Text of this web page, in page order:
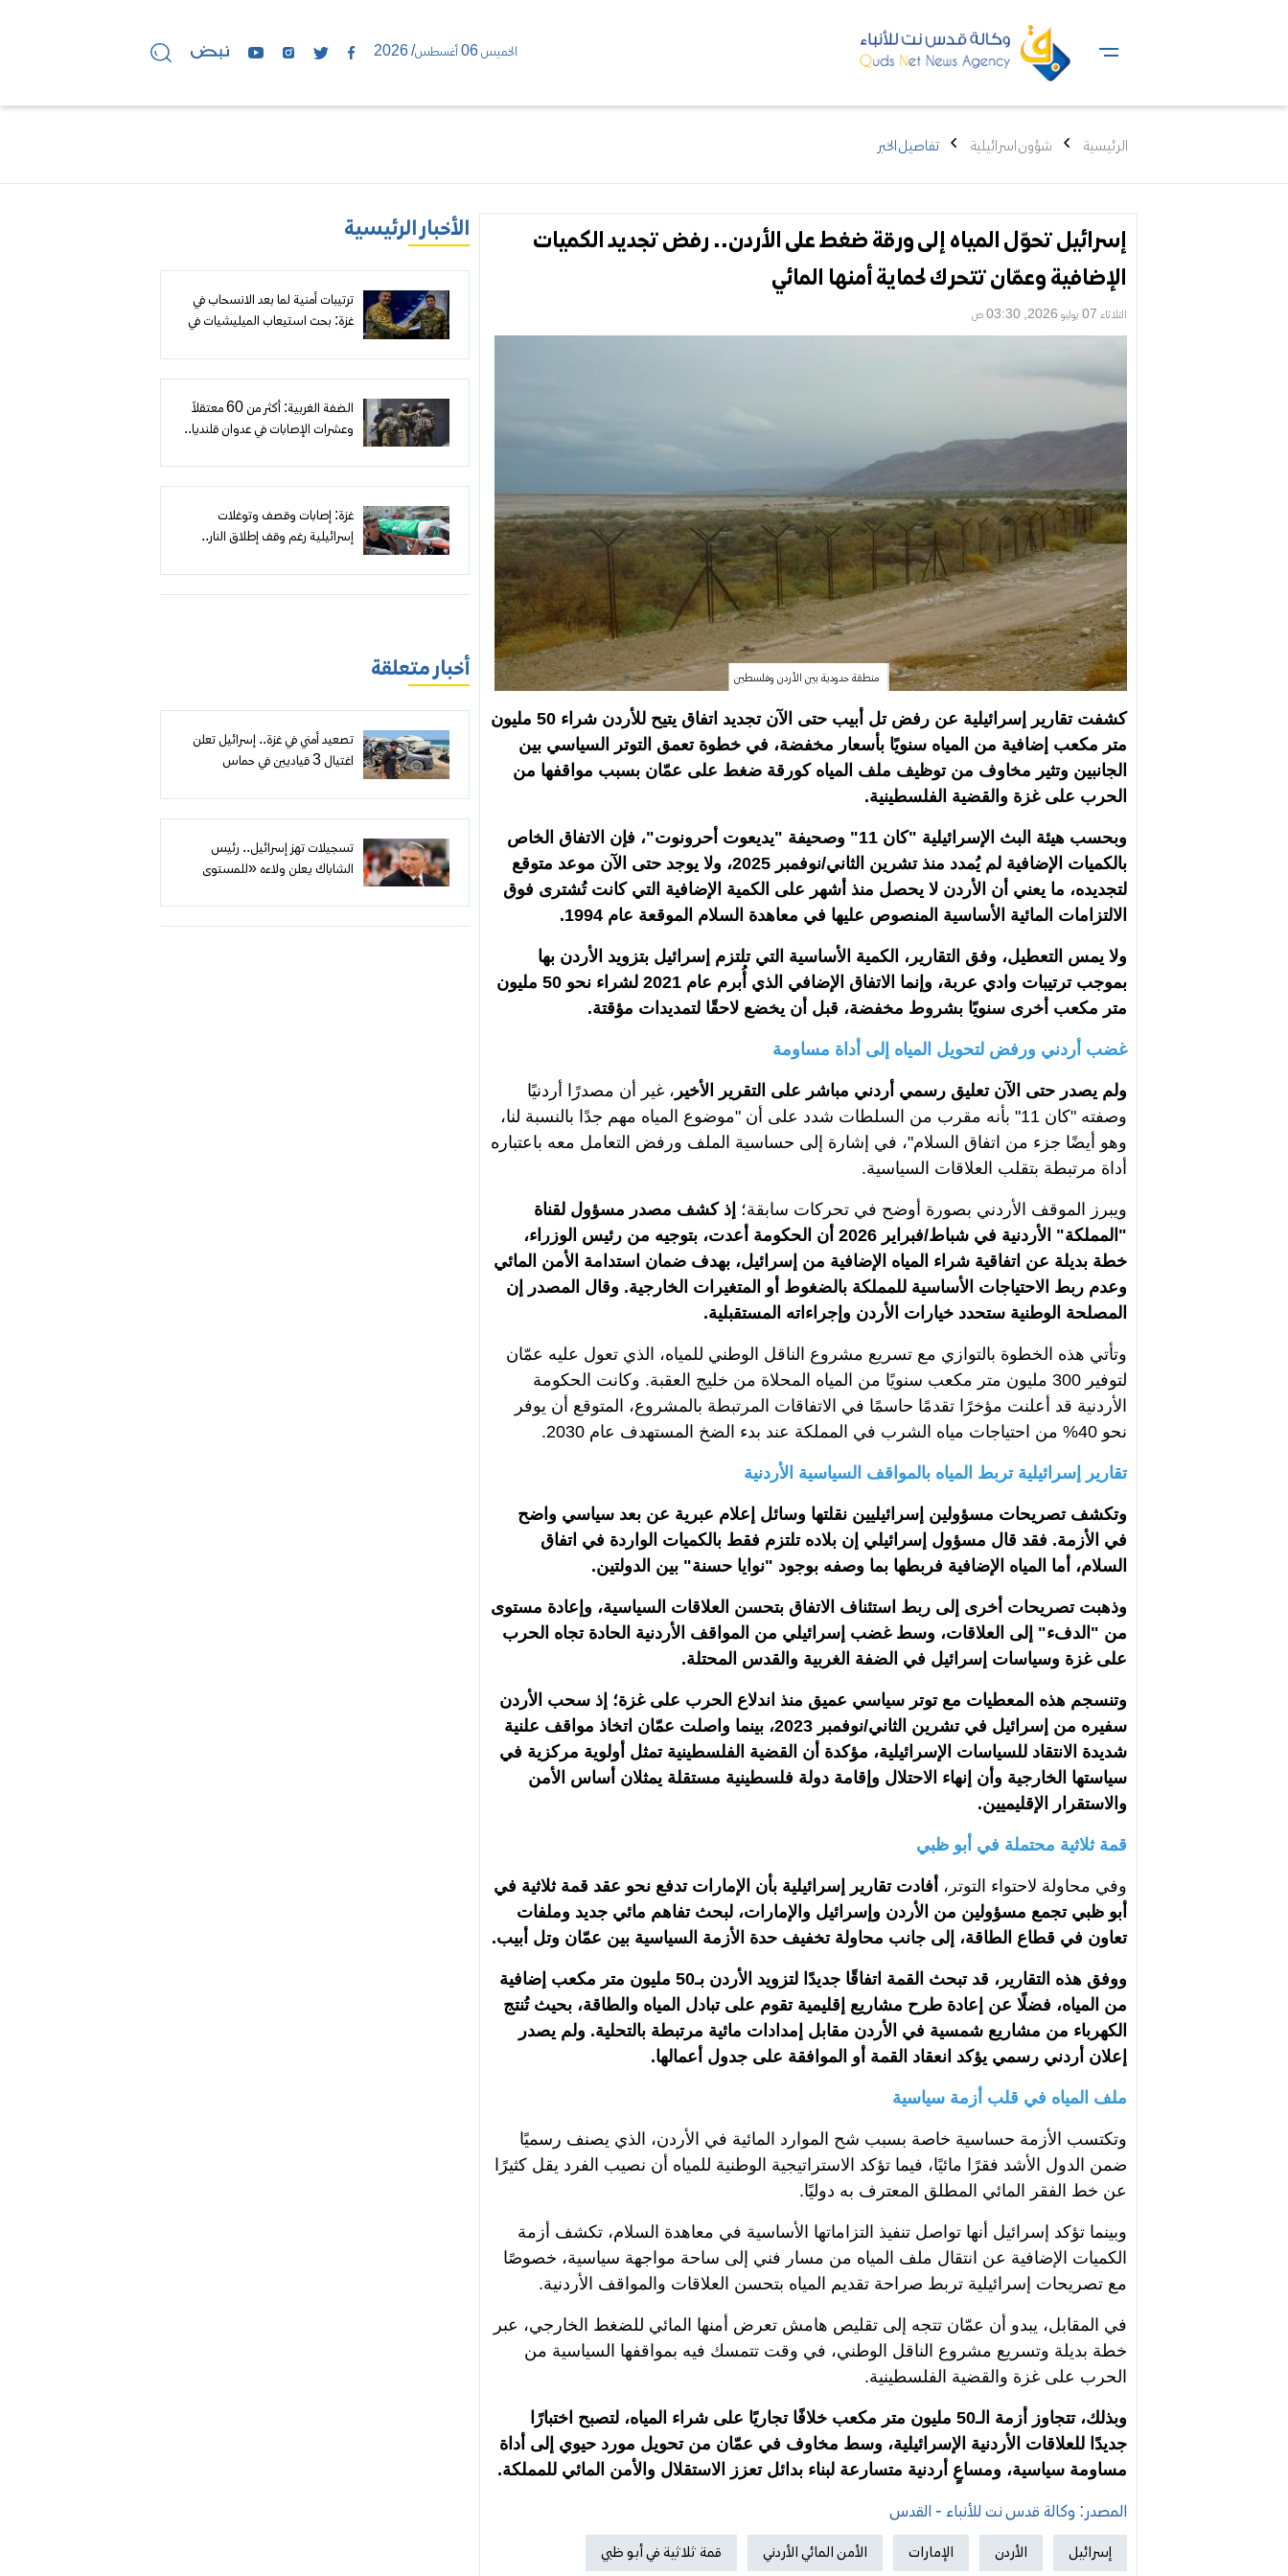
الخميس 06 أغسطس/ 2026
الرئيسية شؤون اسرائيلية تفاصيل الخبر
إسرائيل تحوّل المياه إلى ورقة ضغط على الأردن.. رفض تجديد الكميات
الإضافية وعمّان تتحرك لحماية أمنها المائي
الثلاثاء 07 يوليو 2026, 03:30 ص
منطقة حدودية بين الأردن وفلسطين
كشفت تقارير إسرائيلية عن رفض تل أبيب حتى الآن تجديد اتفاق يتيح للأردن شراء 50 مليون
متر مكعب إضافية من المياه سنويًا بأسعار مخفضة، في خطوة تعمق التوتر السياسي بين
الجانبين وتثير مخاوف من توظيف ملف المياه كورقة ضغط على عمّان بسبب مواقفها من
الحرب على غزة والقضية الفلسطينية.
وبحسب هيئة البث الإسرائيلية "كان 11" وصحيفة "يديعوت أحرونوت"، فإن الاتفاق الخاص
بالكميات الإضافية لم يُمدد منذ تشرين الثاني/نوفمبر 2025، ولا يوجد حتى الآن موعد متوقع
لتجديده، ما يعني أن الأردن لا يحصل منذ أشهر على الكمية الإضافية التي كانت تُشترى فوق
الالتزامات المائية الأساسية المنصوص عليها في معاهدة السلام الموقعة عام 1994.
ولا يمس التعطيل، وفق التقارير، الكمية الأساسية التي تلتزم إسرائيل بتزويد الأردن بها
بموجب ترتيبات وادي عربة، وإنما الاتفاق الإضافي الذي أُبرم عام 2021 لشراء نحو 50 مليون
متر مكعب أخرى سنويًا بشروط مخفضة، قبل أن يخضع لاحقًا لتمديدات مؤقتة.
غضب أردني ورفض لتحويل المياه إلى أداة مساومة
ولم يصدر حتى الآن تعليق رسمي أردني مباشر على التقرير الأخير ، غير أن مصدرًا أردنيًا
وصفته "كان 11" بأنه مقرب من السلطات شدد على أن "موضوع المياه مهم جدًا بالنسبة لنا،
وهو أيضًا جزء من اتفاق السلام"، في إشارة إلى حساسية الملف ورفض التعامل معه باعتباره
أداة مرتبطة بتقلب العلاقات السياسية.
ويبرز الموقف الأردني بصورة أوضح في تحركات سابقة؛ إذ كشف مصدر مسؤول لقناة
"المملكة" الأردنية في شباط/فبراير 2026 أن الحكومة أعدت، بتوجيه من رئيس الوزراء،
خطة بديلة عن اتفاقية شراء المياه الإضافية من إسرائيل، بهدف ضمان استدامة الأمن المائي
وعدم ربط الاحتياجات الأساسية للمملكة بالضغوط أو المتغيرات الخارجية. وقال المصدر إن
المصلحة الوطنية ستحدد خيارات الأردن وإجراءاته المستقبلية.
وتأتي هذه الخطوة بالتوازي مع تسريع مشروع الناقل الوطني للمياه، الذي تعول عليه عمّان
لتوفير 300 مليون متر مكعب سنويًا من المياه المحلاة من خليج العقبة. وكانت الحكومة
الأردنية قد أعلنت مؤخرًا تقدمًا حاسمًا في الاتفاقات المرتبطة بالمشروع، المتوقع أن يوفر
نحو 40% من احتياجات مياه الشرب في المملكة عند بدء الضخ المستهدف عام 2030.
تقارير إسرائيلية تربط المياه بالمواقف السياسية الأردنية
وتكشف تصريحات مسؤولين إسرائيليين نقلتها وسائل إعلام عبرية عن بعد سياسي واضح
في الأزمة. فقد قال مسؤول إسرائيلي إن بلاده تلتزم فقط بالكميات الواردة في اتفاق
السلام، أما المياه الإضافية فربطها بما وصفه بوجود "نوايا حسنة" بين الدولتين.
وذهبت تصريحات أخرى إلى ربط استئناف الاتفاق بتحسن العلاقات السياسية، وإعادة مستوى
من "الدفء" إلى العلاقات، وسط غضب إسرائيلي من المواقف الأردنية الحادة تجاه الحرب
على غزة وسياسات إسرائيل في الضفة الغربية والقدس المحتلة.
وتنسجم هذه المعطيات مع توتر سياسي عميق منذ اندلاع الحرب على غزة؛ إذ سحب الأردن
سفيره من إسرائيل في تشرين الثاني/نوفمبر 2023، بينما واصلت عمّان اتخاذ مواقف علنية
شديدة الانتقاد للسياسات الإسرائيلية، مؤكدة أن القضية الفلسطينية تمثل أولوية مركزية في
سياستها الخارجية وأن إنهاء الاحتلال وإقامة دولة فلسطينية مستقلة يمثلان أساس الأمن
والاستقرار الإقليميين.
قمة ثلاثية محتملة في أبو ظبي
وفي محاولة لاحتواء التوتر، أفادت تقارير إسرائيلية بأن الإمارات تدفع نحو عقد قمة ثلاثية في
أبو ظبي تجمع مسؤولين من الأردن وإسرائيل والإمارات، لبحث تفاهم مائي جديد وملفات
تعاون في قطاع الطاقة، إلى جانب محاولة تخفيف حدة الأزمة السياسية بين عمّان وتل أبيب.
ووفق هذه التقارير، قد تبحث القمة اتفاقًا جديدًا لتزويد الأردن بـ50 مليون متر مكعب إضافية
من المياه، فضلًا عن إعادة طرح مشاريع إقليمية تقوم على تبادل المياه والطاقة، بحيث تُنتج
الكهرباء من مشاريع شمسية في الأردن مقابل إمدادات مائية مرتبطة بالتحلية. ولم يصدر
إعلان أردني رسمي يؤكد انعقاد القمة أو الموافقة على جدول أعمالها.
ملف المياه في قلب أزمة سياسية
وتكتسب الأزمة حساسية خاصة بسبب شح الموارد المائية في الأردن، الذي يصنف رسميًا
ضمن الدول الأشد فقرًا مائيًا، فيما تؤكد الاستراتيجية الوطنية للمياه أن نصيب الفرد يقل كثيرًا
عن خط الفقر المائي المطلق المعترف به دوليًا.
وبينما تؤكد إسرائيل أنها تواصل تنفيذ التزاماتها الأساسية في معاهدة السلام، تكشف أزمة
الكميات الإضافية عن انتقال ملف المياه من مسار فني إلى ساحة مواجهة سياسية، خصوصًا
مع تصريحات إسرائيلية تربط صراحة تقديم المياه بتحسن العلاقات والمواقف الأردنية.
في المقابل، يبدو أن عمّان تتجه إلى تقليص هامش تعرض أمنها المائي للضغط الخارجي، عبر
خطة بديلة وتسريع مشروع الناقل الوطني، في وقت تتمسك فيه بمواقفها السياسية من
الحرب على غزة والقضية الفلسطينية.
وبذلك، تتجاوز أزمة الـ50 مليون متر مكعب خلافًا تجاريًا على شراء المياه، لتصبح اختبارًا
جديدًا للعلاقات الأردنية الإسرائيلية، وسط مخاوف في عمّان من تحويل مورد حيوي إلى أداة
مساومة سياسية، ومساعٍ أردنية متسارعة لبناء بدائل تعزز الاستقلال والأمن المائي للمملكة.
المصدر: وكالة قدس نت للأنباء - القدس
إسرائيل الأردن الإمارات الأمن المائي الأردني قمة ثلاثية في أبو ظبي
الأخبار الرئيسية
ترتيبات أمنية لما بعد الانسحاب في
غزة: بحث استيعاب الميليشيات في
مغربية
الضفة الغربية: أكثر من 60 معتقلاً
وعشرات الإصابات في عدوان قلنديا..
غزة: إصابات وقصف وتوغلات
إسرائيلية رغم وقف إطلاق النار..
مدمّر
أخبار متعلقة
تصعيد أمني في غزة.. إسرائيل تعلن
اغتيال 3 قياديين في حماس
مسؤول «العمل الخاص»
تسجيلات تهز إسرائيل.. رئيس
الشاباك يعلن ولاءه «للمستوى
الحكم